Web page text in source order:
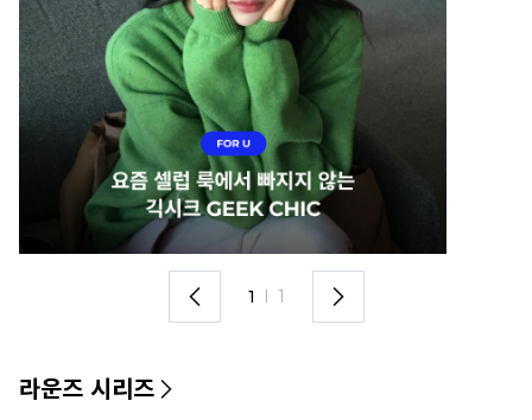
1 1
라운즈 시리즈